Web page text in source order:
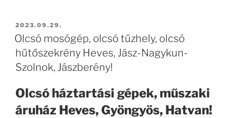
BEKÜLDVE:
2023.09.29.
Olcsó mosógép, olcsó tűzhely, olcsó
hűtőszekrény Heves, Jász-Nagykun-
Szolnok, Jászberény!
Olcsó háztartási gépek, műszaki
áruház Heves, Gyöngyös, Hatvan!